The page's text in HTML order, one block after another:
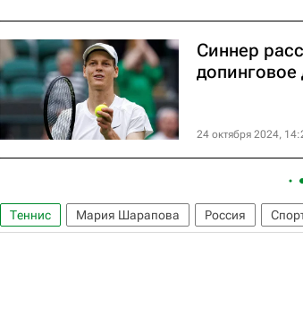
Синнер
допинговое
24 октября 2024,
Теннис Мария Шарапова Россия